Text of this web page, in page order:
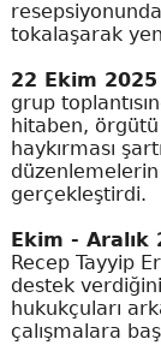
tokalaşarak
22 Ekim 2025
grup
hitaben, örgütü
haykırması
düzenlemelerin
gerçekleştirdi.
Ekim - Aralık
Recep Tayyip
destek verdiğini
hukukçuları
çalışmalara